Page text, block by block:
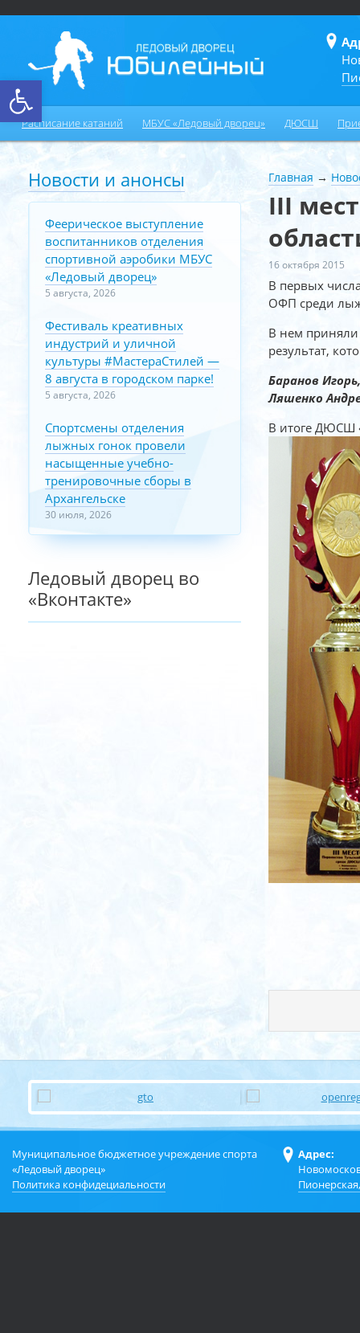
Открыть панель инструментов
Расписание катаний МБУС «Ледовый дворец» ДЮСШ
Главная →
III
16 октября 2015
В первых
ОФП среди
В нем
результат,
Баранов
Ляшенко
В итоге ДЮСШ
Новости и анонсы
Феерическое выступление
воспитанников отделения
спортивной аэробики МБУС
«Ледовый дворец»
5 августа, 2026
Фестиваль креативных
индустрий и уличной
культуры #МастераСтилей —
8 августа в городском парке!
5 августа, 2026
Спортсмены отделения
лыжных гонок провели
насыщенные учебно-
тренировочные сборы в
Архангельске
30 июля, 2026
Ледовый дворец во
«Вконтакте»
Муниципальное бюджетное учреждение спорта
«Ледовый дворец»
Политика конфидециальности
Адрес: